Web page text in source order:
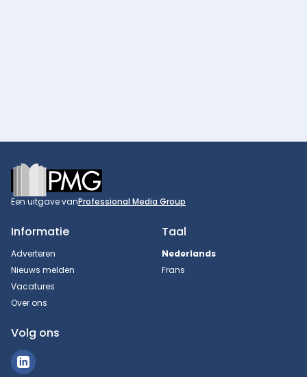
Footer
Een uitgave vanProfessional Media Group
Informatie
Adverteren
Nieuws melden
Vacatures
Over ons
Taal
Nederlands
Frans
Volg ons